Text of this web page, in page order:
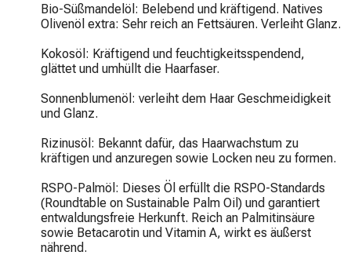
Bio-Süßmandelöl: Belebend und kräftigend. Natives
Olivenöl extra: Sehr reich an Fettsäuren. Verleiht Glanz.
Kokosöl: Kräftigend und feuchtigkeitsspendend,
glättet und umhüllt die Haarfaser.
Sonnenblumenöl: verleiht dem Haar Geschmeidigkeit
und Glanz.
Rizinusöl: Bekannt dafür, das Haarwachstum zu
kräftigen und anzuregen sowie Locken neu zu formen.
RSPO-Palmöl: Dieses Öl erfüllt die RSPO-Standards
(Roundtable on Sustainable Palm Oil) und garantiert
entwaldungsfreie Herkunft. Reich an Palmitinsäure
sowie Betacarotin und Vitamin A, wirkt es äußerst
nährend.